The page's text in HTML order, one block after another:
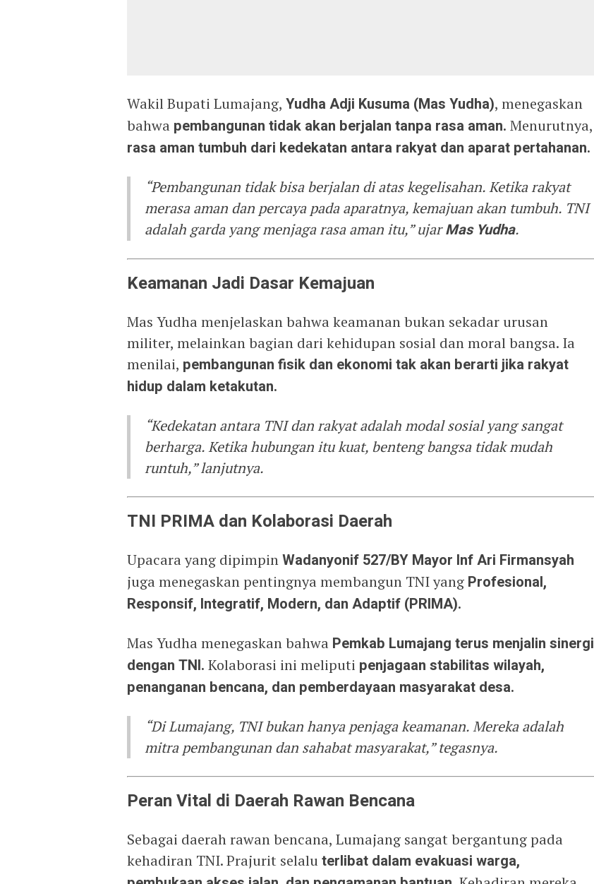
Wakil Bupati Lumajang, Yudha Adji Kusuma (Mas Yudha), menegaskan
bahwa pembangunan tidak akan berjalan tanpa rasa aman. Menurutnya,
rasa aman tumbuh dari kedekatan antara rakyat dan aparat pertahanan.
“Pembangunan tidak bisa berjalan di atas kegelisahan. Ketika rakyat
merasa aman dan percaya pada aparatnya, kemajuan akan tumbuh. TNI
adalah garda yang menjaga rasa aman itu,” ujarMas Yudha.
Keamanan Jadi Dasar Kemajuan
Mas Yudha menjelaskan bahwa keamanan bukan sekadar urusan
militer, melainkan bagian dari kehidupan sosial dan moral bangsa. Ia
menilai, pembangunan fisik dan ekonomi tak akan berarti jika rakyat
hidup dalam ketakutan.
“Kedekatan antara TNI dan rakyat adalah modal sosial yang sangat
berharga. Ketika hubungan itu kuat, benteng bangsa tidak mudah
runtuh,” lanjutnya.
TNI PRIMA dan Kolaborasi Daerah
Upacara yang dipimpinWadanyonif 527/BY Mayor Inf Ari Firmansyah
juga menegaskan pentingnya membangun TNI yang Profesional,
Responsif, Integratif, Modern, dan Adaptif (PRIMA).
Mas Yudha menegaskan bahwa Pemkab Lumajang terus menjalin sinergi
dengan TNI. Kolaborasi ini meliputi penjagaan stabilitas wilayah,
penanganan bencana, dan pemberdayaan masyarakat desa.
“Di Lumajang, TNI bukan hanya penjaga keamanan. Mereka adalah
mitra pembangunan dan sahabat masyarakat,” tegasnya.
Peran Vital di Daerah Rawan Bencana
Sebagai daerah rawan bencana, Lumajang sangat bergantung pada
kehadiran TNI. Prajurit selalu terlibat dalam evakuasi warga,